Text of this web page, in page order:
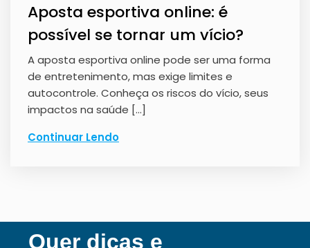
Aposta esportiva online: é
possível se tornar um vício?
A aposta esportiva online pode ser uma forma
de entretenimento, mas exige limites e
autocontrole. Conheça os riscos do vício, seus
impactos na saúde […]
Continuar Lendo
Quer dicas e